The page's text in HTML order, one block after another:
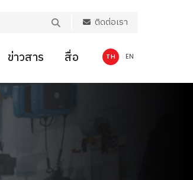
ติดต่อเรา
TH EN
ข่าวสาร สื่อ